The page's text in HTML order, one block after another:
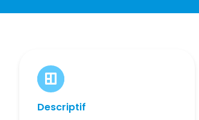
Descriptif